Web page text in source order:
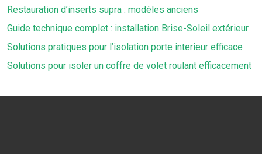
Restauration d’inserts supra : modèles anciens
Guide technique complet : installation Brise-Soleil extérieur
Solutions pratiques pour l’isolation porte interieur efficace
Solutions pour isoler un coffre de volet roulant efficacement